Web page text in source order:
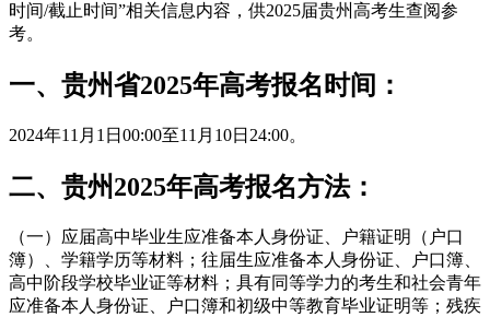
时间/截止时间”相关信息内容，供2025届贵州高考生查阅参
考。
一、贵州省2025年高考报名时间：
2024年11月1日00:00至11月10日24:00。
二、贵州2025年高考报名方法：
（一）应届高中毕业生应准备本人身份证、户籍证明（户口
簿）、学籍学历等材料；往届生应准备本人身份证、户口簿、
高中阶段学校毕业证等材料；具有同等学力的考生和社会青年
应准备本人身份证、户口簿和初级中等教育毕业证明等；残疾